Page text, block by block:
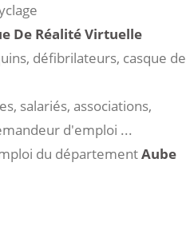
De Réalité Virtuelle
défibrilateurs, casque de
salariés, associations,
d'emploi ...
du départementAube